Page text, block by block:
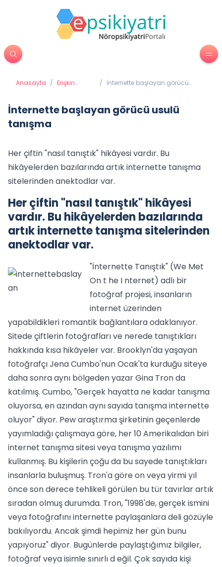
Anasayfa / Erişkin
/ İnternette başlayan görücü
İnternette başlayan görücü usulü
tanışma
Her çiftin "nasıl tanıştık" hikâyesi vardır. Bu
hikâyelerden bazılarında artık internette tanışma
sitelerinden anektodlar var.
Her çiftin "nasıl tanıştık" hikâyesi
vardır. Bu hikâyelerden bazılarında
artık internette tanışma sitelerinden
anektodlar var.
"İnternette Tanıştık" (We Met
On t he I nternet) adlı bir
fotoğraf projesi, insanların
internet üzerinden
yapabildikleri romantik bağlantılara odaklanıyor.
Sitede çiftlerin fotoğrafları ve nerede tanıştıkları
hakkında kısa hikâyeler var. Brooklyn'da yaşayan
fotoğrafçı Jena Cumbo'nun Ocak'ta kurduğu siteye
daha sonra aynı bölgeden yazar Gina Tron da
katılmış. Cumbo, "Gerçek hayatta ne kadar tanışma
oluyorsa, en azından aynı sayıda tanışma internette
oluyor" diyor. Pew araştırma şirketinin geçenlerde
yayımladığı çalışmaya göre, her 10 Amerikalıdan biri
internet tanışma sitesi veya tanışma yazılımı
kullanmış. Bu kişilerin çoğu da bu sayede tanıştıkları
insanlarla buluşmuş. Tron'a göre on veya yirmi yıl
önce son derece tehlikeli görülen bu tür tavırlar artık
sıradan olmuş durumda. Tron, "1998'de, gerçek ismini
veya fotoğrafını internette paylaşanlara deli gözüyle
bakılıyordu. Ancak şimdi hepimiz her gün bunu
yapıyoruz" diyor. Bugünlerde paylaştığımız bilgiler,
fotoğraf veya isimle sınırlı d eğil. Çok sayıda kişi